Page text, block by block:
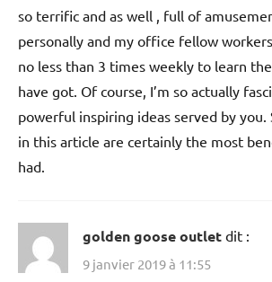
so terrific and as well , full of
personally and my office fellow
no less than 3 times weekly to learn
have got. Of course, I’m so actually
powerful inspiring ideas served by you.
in this article are certainly the most
had.
golden goose outlet dit :
9 janvier 2019 à 11:55